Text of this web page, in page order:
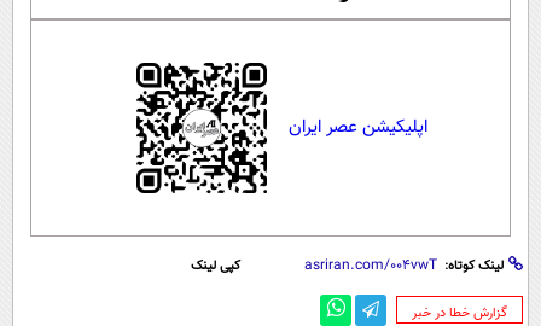
اپلیکیشن عصر ایران
لینک کوتاه: کپی لینک
‌گزارش خطا در خبر